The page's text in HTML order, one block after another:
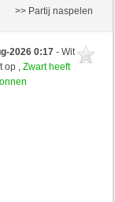
>> Partij naspelen
2026 0:17- Wit
op ,Zwart heeft